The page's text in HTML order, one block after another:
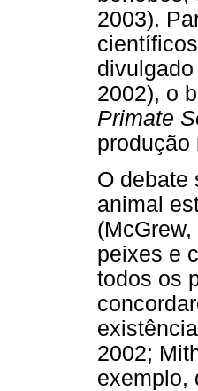
2003).
2002), o
Primate
produção
O debate
animal
peixes e
todos os
2002;
exemplo,